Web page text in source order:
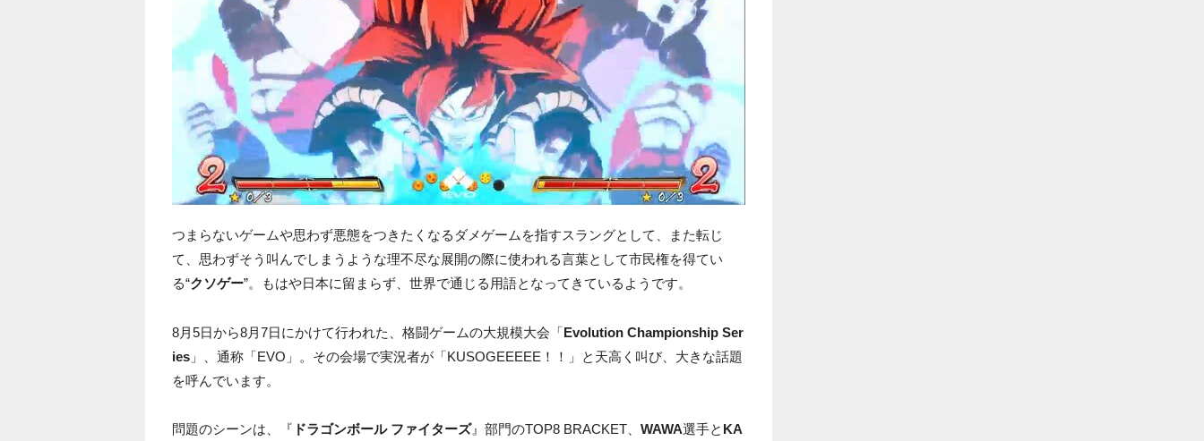
つまらないゲームや思わず悪態をつきたくなるダメゲームを指すスラングとして、また転じ
て、思わずそう叫んでしまうような理不尽な展開の際に使われる言葉として市民権を得てい
る“クソゲー”。もはや日本に留まらず、世界で通じる用語となってきているようです。
8月5日から8月7日にかけて行われた、格闘ゲームの大規模大会「Evolution Championship Ser
ies 」、通称「EVO」。その会場で実況者が「KUSOGEEEEE！！」と天高く叫び、大きな話題
を呼んでいます。
問題のシーンは、『 ドラゴンボール ファイターズ』部門のTOP8 BRACKET、 WAWA選手と KA